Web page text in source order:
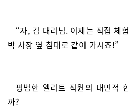
“자, 김 대리님. 이제는 직접 체
박 사장 옆 침대로 같이 가시죠!”
평범한 엘리트 직원의 내면적
까?